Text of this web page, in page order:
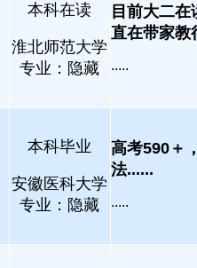
本科在读
淮北师范大学
专业：隐藏
目前大二
直在带家教
.....
本科毕业
安徽医科大学
专业：隐藏
高考590＋
法......
.....